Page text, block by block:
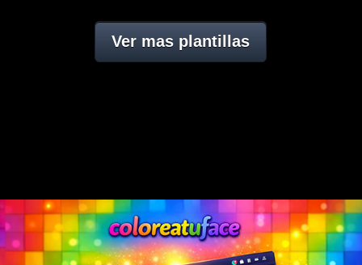
Ver mas plantillas